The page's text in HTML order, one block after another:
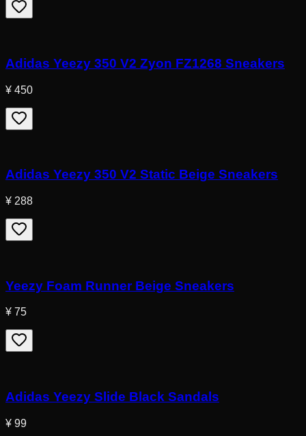
Adidas Yeezy 350 V2 Zyon FZ1268 Sneakers
¥ 450
Adidas Yeezy 350 V2 Static Beige Sneakers
¥ 288
Yeezy Foam Runner Beige Sneakers
¥ 75
Adidas Yeezy Slide Black Sandals
¥ 99